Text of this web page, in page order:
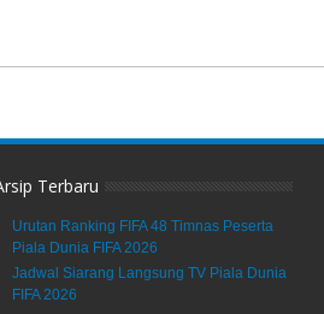
Terbaru
Urutan Ranking FIFA 48 Timnas Peserta
Piala Dunia FIFA 2026
Jadwal Siarang Langsung TV Piala Dunia
FIFA 2026